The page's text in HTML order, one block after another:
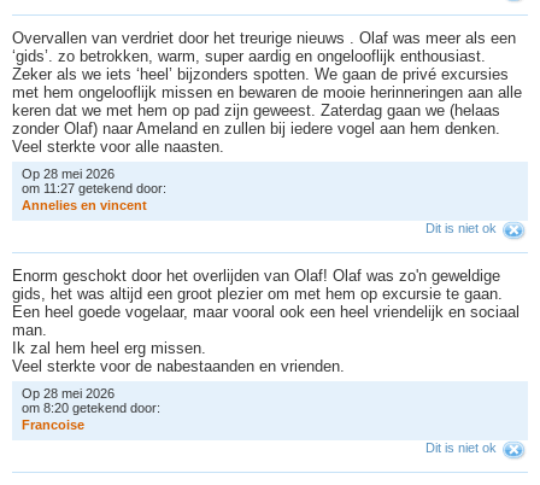
Overvallen van verdriet door het treurige nieuws . Olaf was meer als een
‘gids’. zo betrokken, warm, super aardig en ongelooflijk enthousiast.
Zeker als we iets ‘heel’ bijzonders spotten. We gaan de privé excursies
met hem ongelooflijk missen en bewaren de mooie herinneringen aan alle
keren dat we met hem op pad zijn geweest. Zaterdag gaan we (helaas
zonder Olaf) naar Ameland en zullen bij iedere vogel aan hem denken.
Veel sterkte voor alle naasten.
Op 28 mei 2026
om 11:27 getekend door:
Annelies en vincent
Dit is niet ok
Enorm geschokt door het overlijden van Olaf! Olaf was zo'n geweldige
gids, het was altijd een groot plezier om met hem op excursie te gaan.
Een heel goede vogelaar, maar vooral ook een heel vriendelijk en sociaal
man.
Ik zal hem heel erg missen.
Veel sterkte voor de nabestaanden en vrienden.
Op 28 mei 2026
om 8:20 getekend door:
Francoise
Dit is niet ok